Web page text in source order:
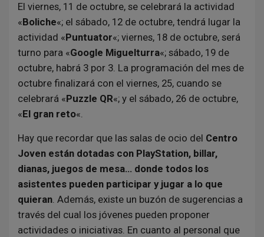
El viernes, 11 de octubre, se celebrará la actividad
«Boliche«; el sábado, 12 de octubre, tendrá lugar la
actividad «Puntuator«; viernes, 18 de octubre, será
turno para «Google Miguelturra«; sábado, 19 de
octubre, habrá 3 por 3. La programación del mes de
octubre finalizará con el viernes, 25, cuando se
celebrará «Puzzle QR«; y el sábado, 26 de octubre,
«El gran reto«.
Hay que recordar que las salas de ocio del Centro
Joven están dotadas con PlayStation, billar,
dianas, juegos de mesa… donde todos los
asistentes pueden participar y jugar a lo que
quieran. Además, existe un buzón de sugerencias a
través del cual los jóvenes pueden proponer
actividades o iniciativas. En cuanto al personal que